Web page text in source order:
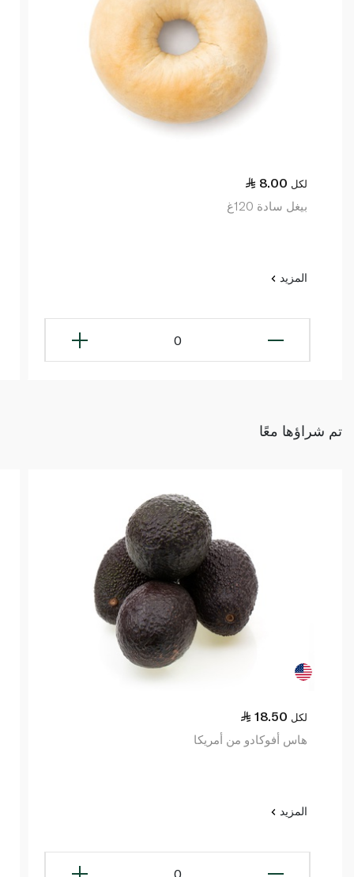
8.00 لكل
بيغل سادة 120غ
المزيد
0
تم شراؤها معًا
18.50 لكل
هاس أفوكادو من أمريكا
المزيد
0